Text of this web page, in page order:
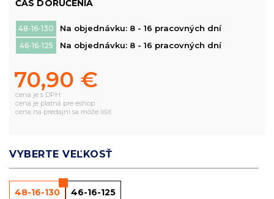
ČAS DORUČENIA
48-16-130 Na objednávku: 8 - 16 pracovných dní
46-16-125 Na objednávku: 8 - 16 pracovných dní
70,90 €
cena je s DPH
cena je platná pre eshop
cena na predajni sa môže líšiť
VYBERTE VEĽKOSŤ
48-16-130 46-16-125